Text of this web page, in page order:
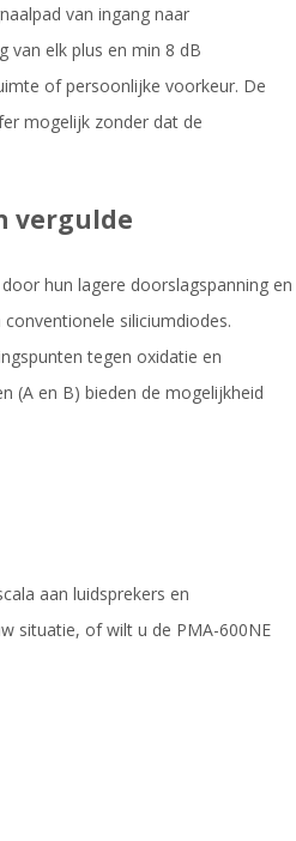
van ingang naar
van elk plus en min 8 dB
of persoonlijke voorkeur. De
mogelijk zonder dat de
vergulde
hun lagere doorslagspanning en
siliciumdiodes.
tegen oxidatie en
(A en B) bieden de mogelijkheid
aan luidsprekers en
situatie, of wilt u de PMA-600NE